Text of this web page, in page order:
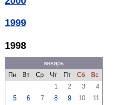
1999
1998
январь
Пн
Вт Ср Чт Пт Сб
Вс
1
2 3
4
5
6 7 8 9 10
11